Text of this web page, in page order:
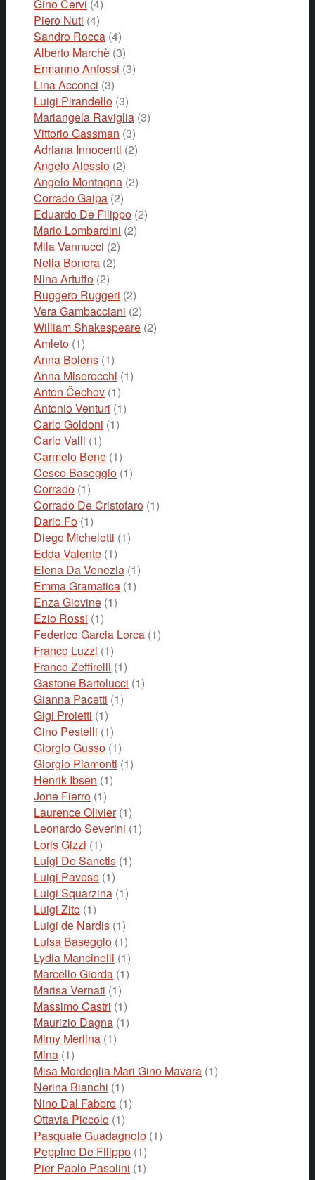
Gino Cervi (4)
Piero Nuti (4)
Sandro Rocca (4)
Alberto Marchè (3)
Ermanno Anfossi (3)
Lina Acconci (3)
Luigi Pirandello (3)
Mariangela Raviglia (3)
Vittorio Gassman (3)
Adriana Innocenti (2)
Angelo Alessio (2)
Angelo Montagna (2)
Corrado Gaipa (2)
Eduardo De Filippo (2)
Mario Lombardini (2)
Mila Vannucci (2)
Nella Bonora (2)
Nina Artuffo (2)
Ruggero Ruggeri (2)
Vera Gambacciani (2)
William Shakespeare (2)
Amleto (1)
Anna Bolens (1)
Anna Miserocchi (1)
Anton Čechov (1)
Antonio Venturi (1)
Carlo Goldoni (1)
Carlo Valli (1)
Carmelo Bene (1)
Cesco Baseggio (1)
Corrado (1)
Corrado De Cristofaro (1)
Dario Fo (1)
Diego Michelotti (1)
Edda Valente (1)
Elena Da Venezia (1)
Emma Gramatica (1)
Enza Giovine (1)
Ezio Rossi (1)
Federico Garcia Lorca (1)
Franco Luzzi (1)
Franco Zeffirelli (1)
Gastone Bartolucci (1)
Gianna Pacetti (1)
Gigi Proietti (1)
Gino Pestelli (1)
Giorgio Gusso (1)
Giorgio Piamonti (1)
Henrik Ibsen (1)
Jone Fierro (1)
Laurence Olivier (1)
Leonardo Severini (1)
Loris Gizzi (1)
Luigi De Sanctis (1)
Luigi Pavese (1)
Luigi Squarzina (1)
Luigi Zito (1)
Luigi de Nardis (1)
Luisa Baseggio (1)
Lydia Mancinelli (1)
Marcello Giorda (1)
Marisa Vernati (1)
Massimo Castri (1)
Maurizio Dagna (1)
Mimy Merlina (1)
Mina (1)
Misa Mordeglia Mari Gino Mavara (1)
Nerina Bianchi (1)
Nino Dal Fabbro (1)
Ottavia Piccolo (1)
Pasquale Guadagnolo (1)
Peppino De Filippo (1)
Pier Paolo Pasolini (1)